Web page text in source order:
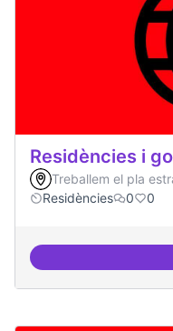
Residències i
Treballem el pla
Residències
0 0